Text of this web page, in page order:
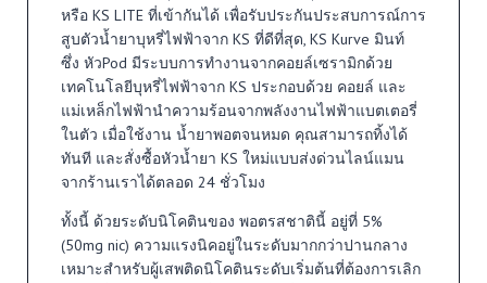
หรือ KS LITE ที่เข้ากันได้ เพื่อรับประกันประสบการณ์การ
สูบตัวน้ำยาบุหรี่ไฟฟ้าจาก KS ที่ดีที่สุด, KS Kurve มินท์
ซึ่ง หัวPod มีระบบการทำงานจากคอยล์เซรามิกด้วย
เทคโนโลยีบุหรี่ไฟฟ้าจาก KS ประกอบด้วย คอยล์ และ
แม่เหล็กไฟฟ้านำความร้อนจากพลังงานไฟฟ้าแบตเตอรี่
ในตัว เมื่อใช้งาน น้ำยาพอตจนหมด คุณสามารถทิ้งได้
ทันที และสั่งซื้อหัวน้ำยา KS ใหม่แบบส่งด่วนไลน์แมน
จากร้านเราได้ตลอด 24 ชั่วโมง
ทั้งนี้ ด้วยระดับนิโคตินของ พอตรสชาตินี้ อยู่ที่ 5%
(50mg nic) ความแรงนิคอยู่ในระดับมากกว่าปานกลาง
เหมาะสำหรับผู้เสพติดนิโคตินระดับเริ่มต้นที่ต้องการเลิก